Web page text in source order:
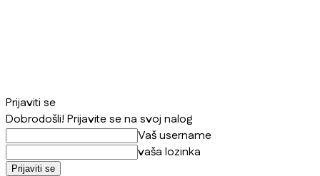
Prijaviti se
Dobrodošli! Prijavite se na svoj nalog
Vaš username
vaša lozinka